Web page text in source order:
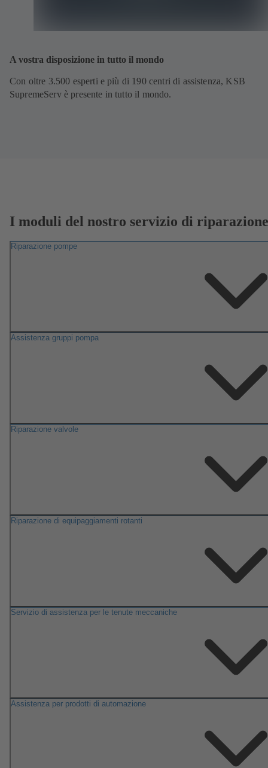
A vostra disposizione in tutto il mondo
Con oltre 3.500 esperti e più di 190 centri di assistenza, KSB
SupremeServ è presente in tutto il mondo.
I moduli del nostro servizio di riparazione
Riparazione pompe
Assistenza gruppi pompa
Riparazione valvole
Riparazione di equipaggiamenti rotanti
Servizio di assistenza per le tenute meccaniche
Assistenza per prodotti di automazione